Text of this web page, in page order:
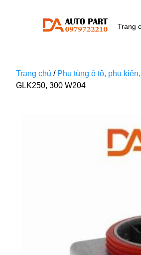
Trang
Trang chủ / Phụ tùng ô tô, phụ
GLK250, 300 W204